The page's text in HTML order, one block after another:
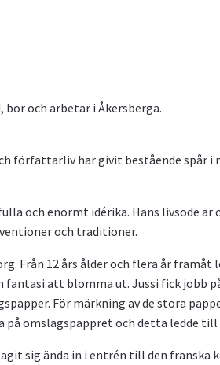
bor och arbetar i Åkersberga.
författarliv har givit bestående spår
och enormt idérika. Hans livsöde
och traditioner.
Från 12 års ålder och flera år
fantasi att blomma ut. Jussi fick jobb
För märkning av de stora
omslagspappret och detta ledde
sig ända in i entrén till den